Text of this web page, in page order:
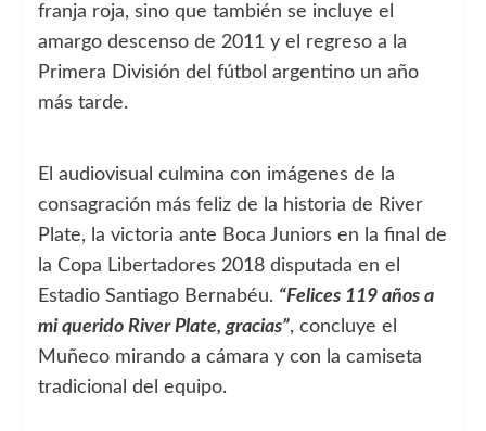
franja roja, sino que también se incluye el
amargo descenso de 2011 y el regreso a la
Primera División del fútbol argentino un año
más tarde.
El audiovisual culmina con imágenes de la
consagración más feliz de la historia de River
Plate, la victoria ante Boca Juniors en la final de
la Copa Libertadores 2018 disputada en el
Estadio Santiago Bernabéu. “Felices 119 años a
mi querido River Plate, gracias”, concluye el
Muñeco mirando a cámara y con la camiseta
tradicional del equipo.